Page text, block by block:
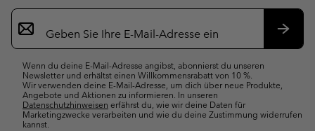
Newsletter-
Anmeldung
Wenn du deine E-Mail-Adresse angibst, abonnierst du unseren
Newsletter und erhältst einen Willkommensrabatt von 10 %.
Wir verwenden deine E-Mail-Adresse, um dich über neue Produkte,
Angebote und Aktionen zu informieren. In unseren
Datenschutzhinweisen erfährst du, wie wir deine Daten für
Marketingzwecke verarbeiten und wie du deine Zustimmung widerrufen
kannst.